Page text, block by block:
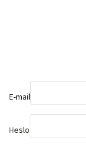
E-mail
Heslo